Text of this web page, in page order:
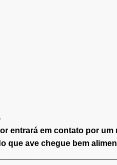
entrará em contato por
que ave chegue bem